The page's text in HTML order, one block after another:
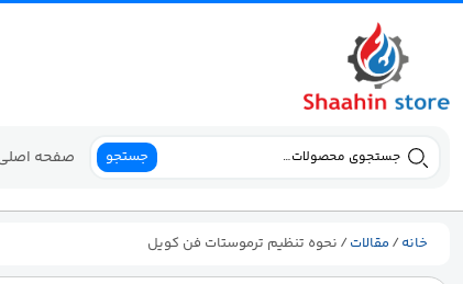
جستجو
برای:
جستجو صفحه
خانه/ مقالات/ نحوه تنظیم ترموستات فن کویل